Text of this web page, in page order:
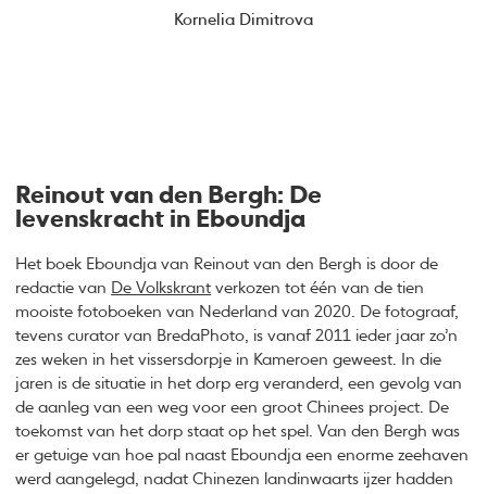
Kornelia Dimitrova
Reinout van den Bergh: De
levenskracht in Eboundja
Het boek Eboundja van Reinout van den Bergh is door de
redactie van De Volkskrant verkozen tot één van de tien
mooiste fotoboeken van Nederland van 2020. De fotograaf,
tevens curator van BredaPhoto, is vanaf 2011 ieder jaar zo’n
zes weken in het vissersdorpje in Kameroen geweest. In die
jaren is de situatie in het dorp erg veranderd, een gevolg van
de aanleg van een weg voor een groot Chinees project. De
toekomst van het dorp staat op het spel. Van den Bergh was
er getuige van hoe pal naast Eboundja een enorme zeehaven
werd aangelegd, nadat Chinezen landinwaarts ijzer hadden